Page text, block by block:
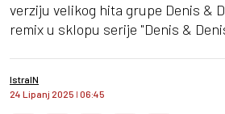
verziju velikog hita grupe Denis &
remix u sklopu serije "Denis &
IstraIN
24 Lipanj 2025 I 06:45